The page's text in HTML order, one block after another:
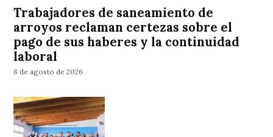
Trabajadores de saneamiento de
arroyos reclaman certezas sobre el
pago de sus haberes y la continuidad
laboral
8 de agosto de 2026